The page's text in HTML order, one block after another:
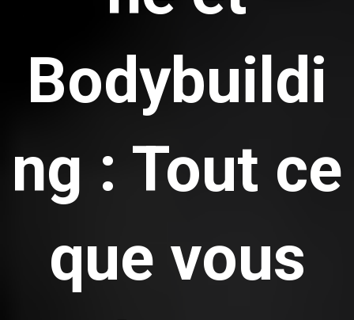
Bodybuildi
ng : Tout ce
que vous